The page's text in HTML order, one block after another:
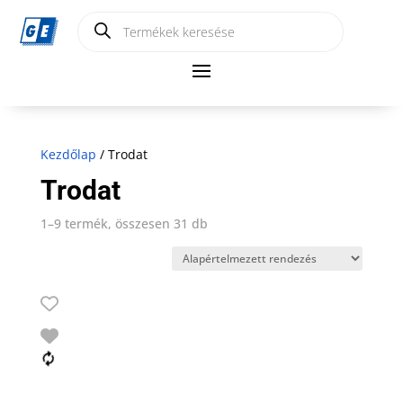
search
Kezdőlap / Trodat
Trodat
1–9 termék, összesen 31 db